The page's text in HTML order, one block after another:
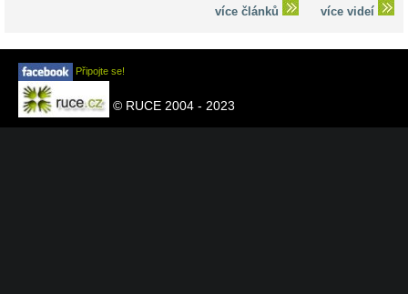
více článků více videí
Připojte se!
© RUCE 2004 - 2023